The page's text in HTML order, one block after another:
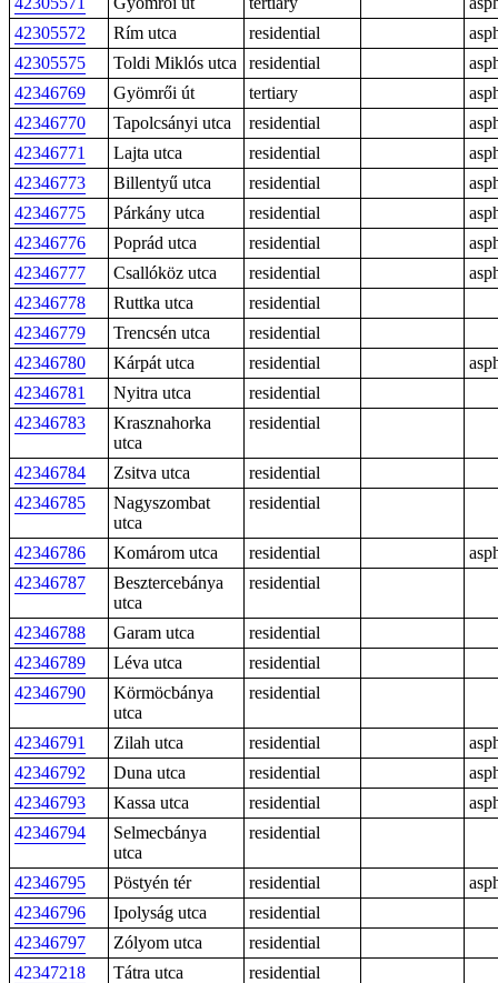
42305572
Rím utca residential
42305575
Toldi Miklós utca residential
42346769
Gyömrői út tertiary
42346770
Tapolcsányi utca residential
42346771
Lajta utca residential
42346773
Billentyű utca residential
42346775
Párkány utca residential
42346776
Poprád utca residential
42346777
Csallóköz utca residential
42346778
Ruttka utca
residential
42346779
Trencsén utca
residential
42346780
Kárpát utca residential
42346781
Nyitra utca
residential
42346783
Krasznahorka
utca
residential
42346784 Zsitva utca
residential
42346785
Nagyszombat
utca
residential
42346786 Komárom utca residential
42346787
Besztercebánya
utca
residential
42346788 Garam utca
residential
42346789
Léva utca
residential
42346790
Körmöcbánya
utca
residential
42346791 Zilah utca residential
42346792
Duna utca residential
42346793
Kassa utca residential
42346794
Selmecbánya
utca
residential
42346795 Pöstyén tér residential
42346796
Ipolyság utca
residential
42346797
Zólyom utca
residential
42347218
Tátra utca
residential